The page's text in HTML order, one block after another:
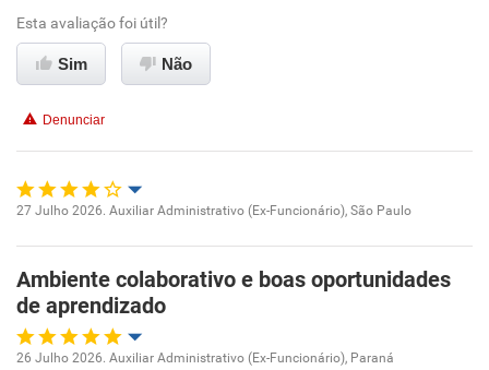
Recomenda esta empresa
Recomenda a diretoria
Esta avaliação foi útil?
Sim Não
Denunciar
Ambiente de trabalho
Conciliação com a vida familiar
27 Julho 2026. Auxiliar Administrativo (Ex-Funcionário), São Paulo
Ambiente colaborativo e boas oportunidades
de aprendizado
26 Julho 2026. Auxiliar Administrativo (Ex-Funcionário), Paraná